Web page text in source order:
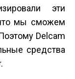
эти
мы сможем
Delcam
средства